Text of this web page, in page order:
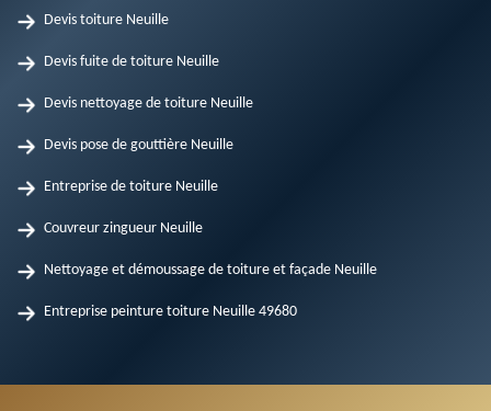
Devis toiture Neuille
Devis fuite de toiture Neuille
Devis nettoyage de toiture Neuille
Devis pose de gouttière Neuille
Entreprise de toiture Neuille
Couvreur zingueur Neuille
Nettoyage et démoussage de toiture et façade Neuille
Entreprise peinture toiture Neuille 49680